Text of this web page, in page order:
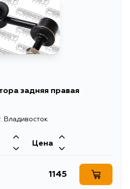
1411
1539
1405
1762
задняя правая
Владивосток
Цена
1145